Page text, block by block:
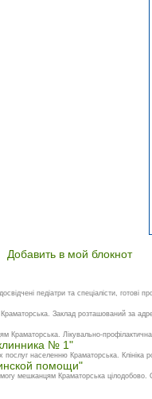
Добавить в мой блокнот
педіатри та спеціалісти, готові
Заклад розташований за
Краматорська. Лікувально-
№ 1"
населенню Краматорська. Клініка
помощи"
мешканцям Краматорська цілодобово.